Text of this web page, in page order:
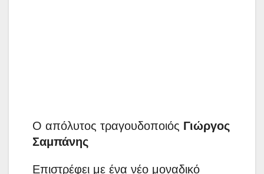
Ο απόλυτος τραγουδοποιός Γιώργος
Σαμπάνης
Επιστρέφει με ένα νέο μοναδικό